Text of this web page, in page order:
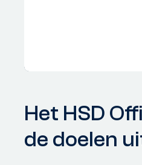
Het HSD
de doelen